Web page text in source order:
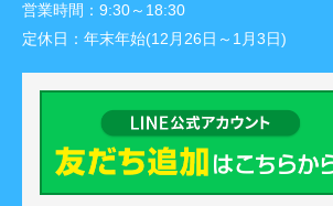
営業時間： 9:30～18:30
定休日： 年末年始(12月26日～1月3日)